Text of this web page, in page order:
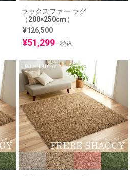
ラックスファー ラグ
（200×250cm）
¥126,500
¥51,299 税込